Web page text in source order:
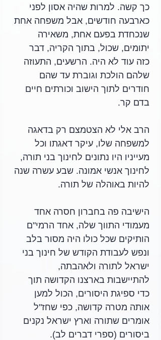
כך קשה. למרות שהיה אסון לפני
כארבעה חודשים, אבל משפחה אחת
שנכחדת בפעם אחת, משאירה
יתומים, שכול, בתוך הקריה, דבר
כזה עוד לא היה. הרשעים, התעוזה
שלהם הולכת וגוברת עד שהם
חודרים לתוך הישוב וכורתים חיים
בדם קר.
הרב אלי לא הצטמצם רק בדאגה
למשפחה שלו, עיקר דאגתו וכל
מעייניו היו נתונים לחינוך בני תורה,
לחינוך אנשי אמונה. שבע עשרה שנה
להיות באוהלה של תורה.
הישיבה פה בחברון חסרה אחד
מעמודי התווך שלה, אחד הרמי"ם
הותיקים שכל כולו היה מסור בלב
ונפש לעבודת הקודש של חינוך בני
ישראל לתורה ולאהבתה,
להתיישבות בארצנו הקדושה תוך
כדי ספיגת היסורים, הכול למען
אותה מטרה קדושה, כפי שחז"ל
אומרים שתורה וארץ ישראל נקנים
ביסורים (ספרי דברים לב).